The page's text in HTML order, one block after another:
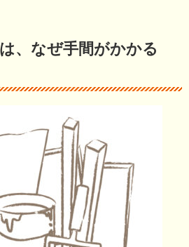
、なぜ手間がかかる